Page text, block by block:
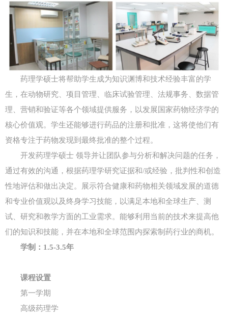
药理学硕士将帮助学生成为知识渊博和技术经验丰富的学
生，在动物研究、项目管理、临床试验管理、法规事务、数据管
理、营销和验证等各个领域提供服务，以发展国家药物经济学的
核心价值观。学生还能够进行药品的注册和批准，这将使他们有
资格专注于药物发现到最终批准的整个过程。
开发药理学硕士 领导并让团队参与分析和解决问题的任务，
通过有效的沟通，根据药理学研究证据和/或经验，批判性和创造
性地评估和做出决定。展示符合健康和药物相关领域发展的道德
和专业价值观以及终身学习技能，以满足本地和全球生产、测
试、研究和教学方面的工业需求。能够利用当前的技术来提高他
们的知识和技能，并在本地和全球范围内探索制药行业的商机。
学制：1.5-3.5年
课程设置
第一学期
高级药理学